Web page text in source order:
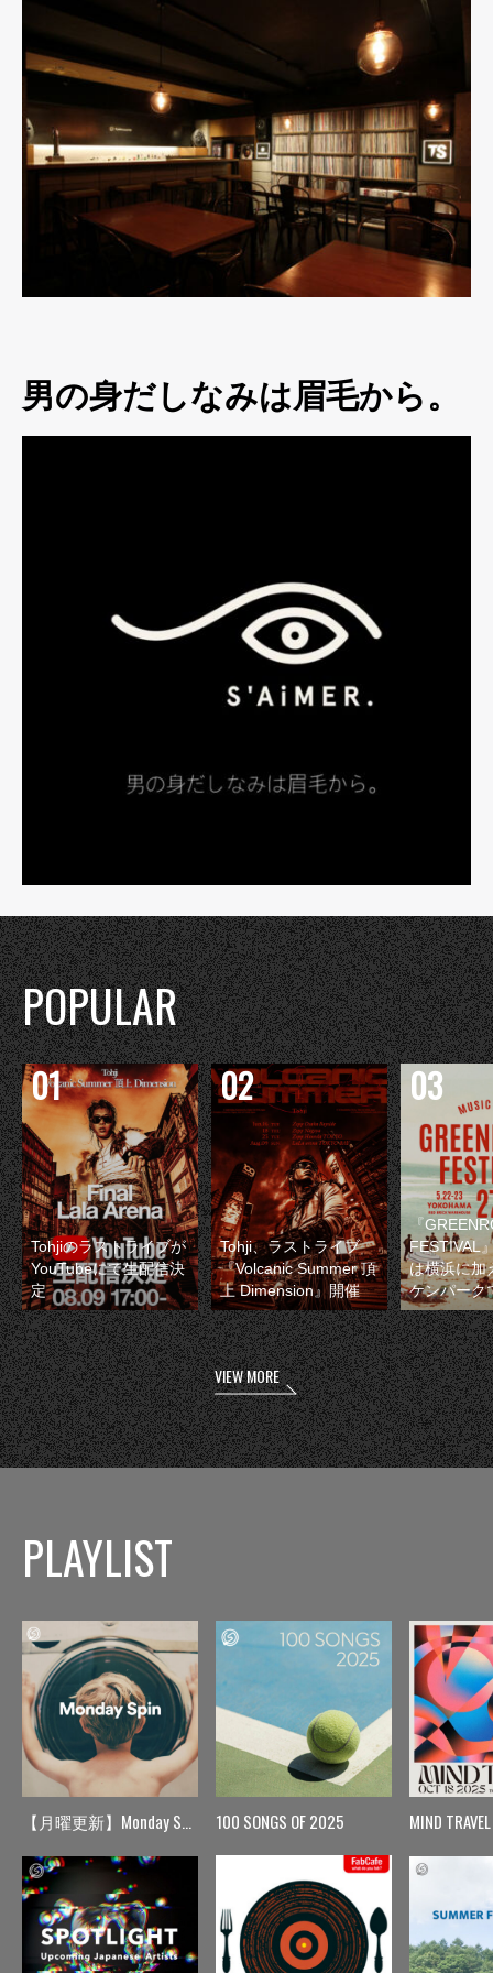
男の身だしなみは眉毛から。
POPULAR
Tohjiのラストライブが
YouTubeにて生配信決
定
Tohji、ラストライブ
『Volcanic Summer 頂
上 Dimension』開催
『
FESTIVAL
は横浜に加
ケンパーク
VIEW MORE
PLAYLIST
【月曜更新】Monday Spin 100 SONGS OF 2025 MIND TRAVEL